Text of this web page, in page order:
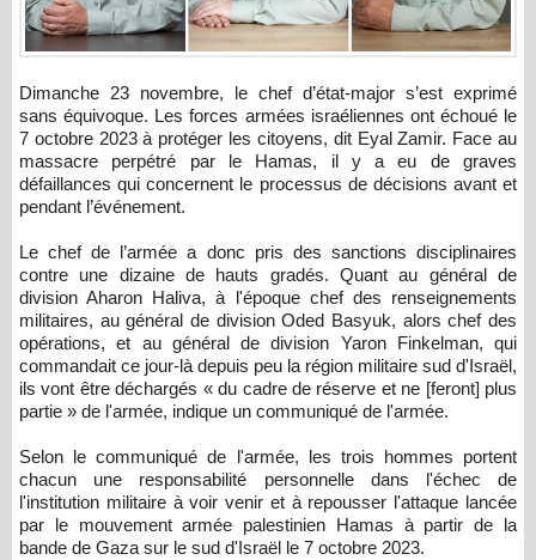
Dimanche 23 novembre, le chef d’état-major s’est exprimé
sans équivoque. Les forces armées israéliennes ont échoué le
7 octobre 2023 à protéger les citoyens, dit Eyal Zamir. Face au
massacre perpétré par le Hamas, il y a eu de graves
défaillances qui concernent le processus de décisions avant et
pendant l’événement.
Le chef de l’armée a donc pris des sanctions disciplinaires
contre une dizaine de hauts gradés. Quant au général de
division Aharon Haliva, à l'époque chef des renseignements
militaires, au général de division Oded Basyuk, alors chef des
opérations, et au général de division Yaron Finkelman, qui
commandait ce jour-là depuis peu la région militaire sud d'Israël,
ils vont être déchargés « du cadre de réserve et ne [feront] plus
partie » de l'armée, indique un communiqué de l'armée.
Selon le communiqué de l'armée, les trois hommes portent
chacun une responsabilité personnelle dans l'échec de
l'institution militaire à voir venir et à repousser l'attaque lancée
par le mouvement armée palestinien Hamas à partir de la
bande de Gaza sur le sud d'Israël le 7 octobre 2023.